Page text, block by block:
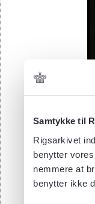
Samtykke til
Rigsarkivet
benytter
nemmere at
benytter ikke